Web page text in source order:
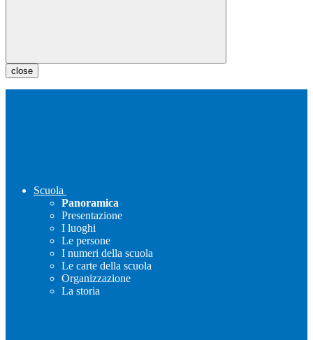
close
Scuola
Panoramica
Presentazione
I luoghi
Le persone
I numeri della scuola
Le carte della scuola
Organizzazione
La storia